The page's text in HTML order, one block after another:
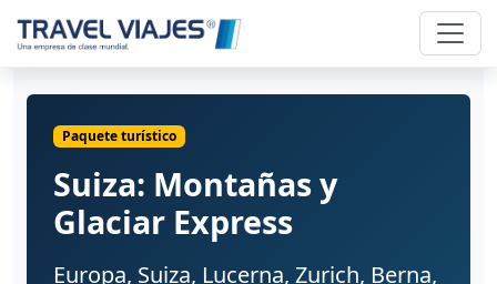
Paquete turístico
Suiza: Montañas y
Glaciar Express
Europa, Suiza, Lucerna, Zurich, Berna,